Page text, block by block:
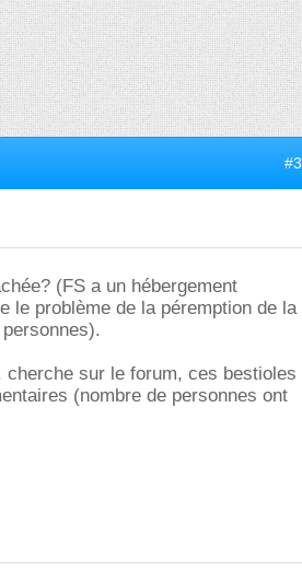
#3
(FS a un hébergement
le problème de la péremption de la
sur le forum, ces bestioles
(nombre de personnes ont